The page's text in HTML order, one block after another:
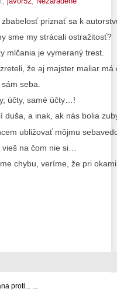
priznať sa k
sme my strácali ostražitosť?
mlčania je vymeraný trest.
že aj majster maliar má
seba.
účty, samé účty…!
duša, a inak, ak nás bolia
ubližovať môjmu
na čom nie si…
chybu, veríme, že pri
proti... ...